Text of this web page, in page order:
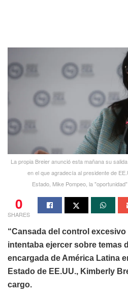
La propia Breier anunció esta mañana su
en el que agradecía al presidente de
Estado, Mike Pompeo, la
0
SHARES
“Cansada del control
intentaba ejercer sobre temas
encargada de América Latina
Estado de EE.UU., Kimberly
cargo.